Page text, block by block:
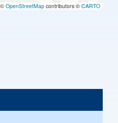
© OpenStreetMap contributors © CARTO